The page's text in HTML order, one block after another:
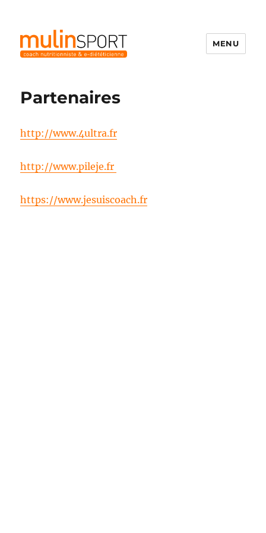
MENU
Partenaires
http://www.4ultra.fr
http://www.pileje.fr
https://www.jesuiscoach.fr